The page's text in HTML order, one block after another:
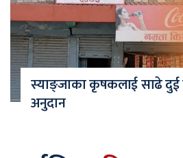
स्याङ्जाका कृषकलाई साढे दुई
अनुदान